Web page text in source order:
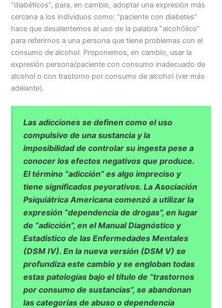
“diabéticos”, para, en cambio, adoptar una expresión más
cercana a los individuos como: “paciente con diabetes”
hace que desalentemos el uso de la palabra “alcohólico”
para referirnos a una persona que tiene problemas con el
consumo de alcohol. Proponemos, en cambio, usar la
expresión persona/paciente con consumo inadecuado de
alcohol o con trastorno por consumo de alcohol (ver más
adelante).
Las adicciones se definen como el uso
compulsivo de una sustancia y la
imposibilidad de controlar su ingesta pese a
conocer los efectos negativos que produce.
El término “adicción” es algo impreciso y
tiene significados peyorativos. La Asociación
Psiquiátrica Americana comenzó a utilizar la
expresión “dependencia de drogas”, en lugar
de “adicción”, en el Manual Diagnóstico y
Estadístico de las Enfermedades Mentales
(DSM IV). En la nueva versión (DSM V) se
profundiza este cambio y se engloban todas
estas patologías bajo el título de “trastornos
por consumo de sustancias”, se abandonan
las categorías de abuso o dependencia